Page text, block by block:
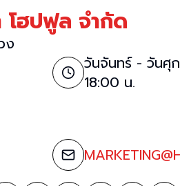
โฮปฟูล จำกัด
ง
วันจันทร์ - วันศุ
18:00 น.